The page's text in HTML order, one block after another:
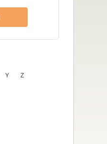
Y Z